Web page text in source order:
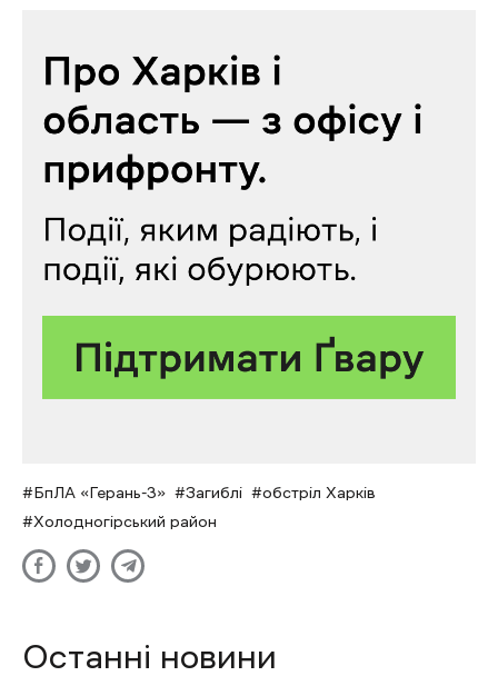
БпЛА «Герань-3» Загиблі
обстріл Харків
Холодногірський район
Останні новини